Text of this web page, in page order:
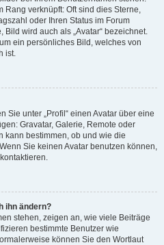
Rang verknüpft: Oft sind dies Sterne,
oder Ihren Status im Forum
wird auch als „Avatar“ bezeichnet.
ein persönliches Bild, welches von
ist.
Sie unter „Profil“ einen Avatar über eine
Gravatar, Galerie, Remote oder
kann bestimmen, ob und wie die
Sie keinen Avatar benutzen können,
ihn ändern?
stehen, zeigen an, wie viele Beiträge
bestimmte Benutzer wie
können Sie den Wortlaut